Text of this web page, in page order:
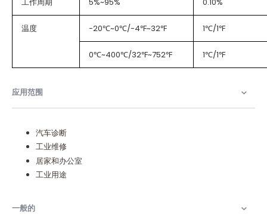
温度 -20℃~0℃/-4℉~32℉ 1℃/1℉
0℃~400℃/32℉~752℉ 1℃/1℉
应用范围
汽车诊断
工业维修
居家和办公室
工业用途
一般的